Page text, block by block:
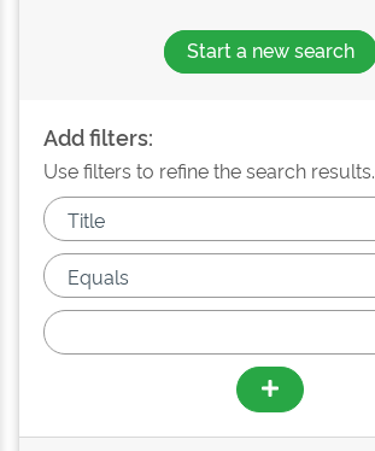
Start a new search
Add filters:
Use filters to refine the search results.